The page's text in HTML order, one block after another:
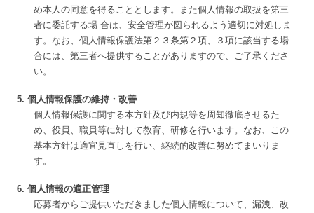
め本人の同意を得ることとします。また個人情報の取扱を第三
者に委託する場 合は、安全管理が図られるよう適切に対処しま
す。なお、個人情報保護法第２３条第２項、３項に該当する場
合には、第三者へ提供することがありますので、ご了承くださ
い。
5. 個人情報保護の維持・改善
個人情報保護に関する本方針及び内規等を周知徹底させるた
め、役員、職員等に対して教育、研修を行います。なお、この
基本方針は適宜見直しを行い、継続的改善に努めてまいりま
す。
6. 個人情報の適正管理
応募者からご提供いただきました個人情報について、漏洩、改